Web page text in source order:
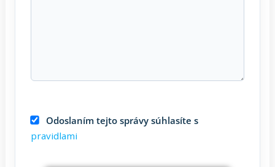
Odoslaním tejto správy súhlasíte s
pravidlami